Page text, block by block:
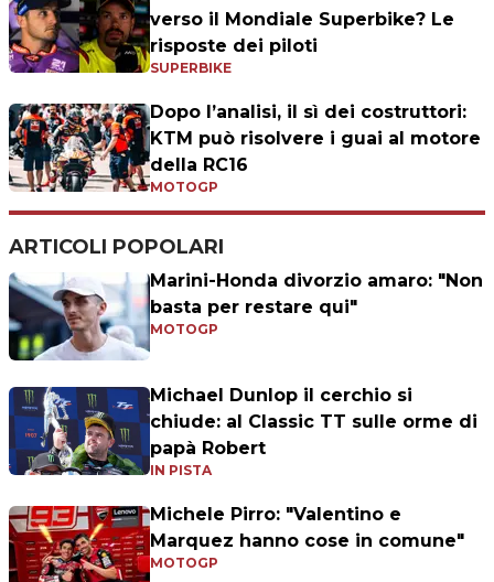
verso il Mondiale Superbike? Le
risposte dei piloti
SUPERBIKE
Dopo l’analisi, il sì dei costruttori:
KTM può risolvere i guai al motore
della RC16
MOTOGP
ARTICOLI POPOLARI
Marini-Honda divorzio amaro: "Non
basta per restare qui"
MOTOGP
Michael Dunlop il cerchio si
chiude: al Classic TT sulle orme di
papà Robert
IN PISTA
Michele Pirro: "Valentino e
Marquez hanno cose in comune"
MOTOGP